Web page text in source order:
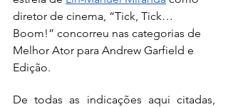
diretor de cinema, “Tick, Tick…
Boom!” concorreu nas categorias de
Melhor Ator para Andrew Garfield e
Edição.
De todas as indicações aqui citadas,